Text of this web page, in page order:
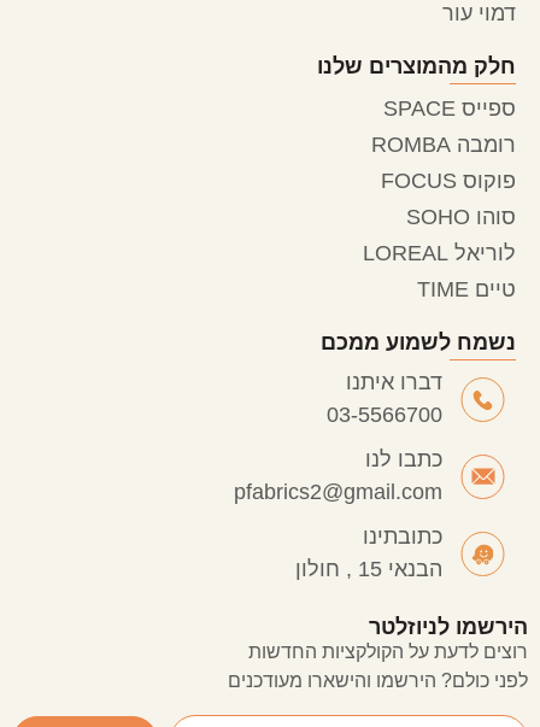
נשמח לשמוע ממכם
דברו איתנו
03-5566700
כתבו לנו
pfabrics2@gmail.com
כתובתינו
הבנאי 15 , חולון
דמוי עור
חלק מהמוצרים שלנו
ספייס SPACE
רומבה ROMBA
פוקוס FOCUS
סוהו SOHO
לוריאל LOREAL
טיים TIME
הירשמו לניוזלטר
רוצים לדעת על הקולקציות החדשות
לפני כולם? הירשמו והישארו מעודכנים